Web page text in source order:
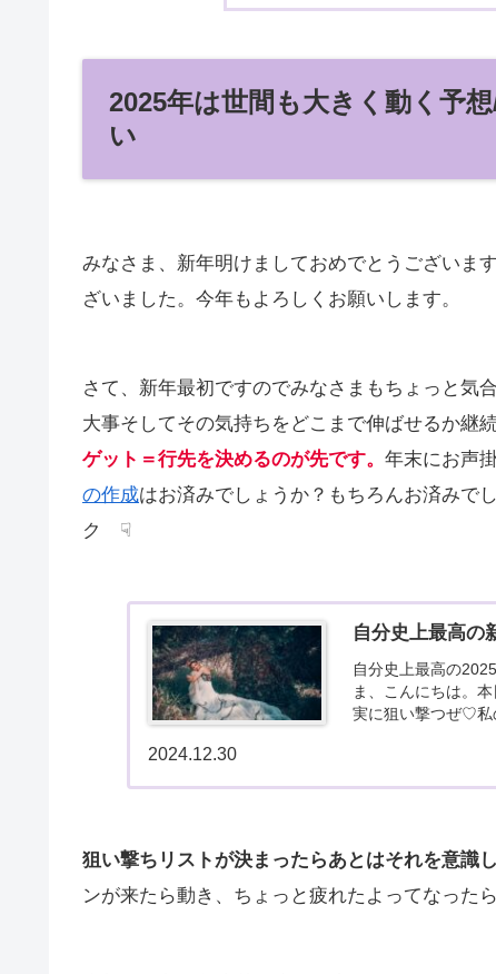
2025年は世間も大きく動く予
い
みなさま、新年明けましておめでとうございま
ざいました。今年もよろしくお願いします。
さて、新年最初ですのでみなさまもちょっと気
大事そしてその気持ちをどこまで伸ばせるか継
ゲット＝行先を決めるのが先です。 年末にお声
の作成はお済みでしょうか？もちろんお済みで
ク ☟
自分史上最高の
自分史上最高の
ま、こんにちは。
実に狙い撃つぜ♡私
2024.12.30
狙い撃ちリストが決まったらあとはそれを意識
ンが来たら動き、ちょっと疲れたよってなった